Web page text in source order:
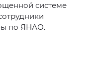
системе
по ЯНАО.